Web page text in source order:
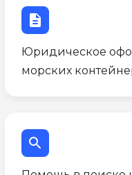
description
Юридическое
морских
search